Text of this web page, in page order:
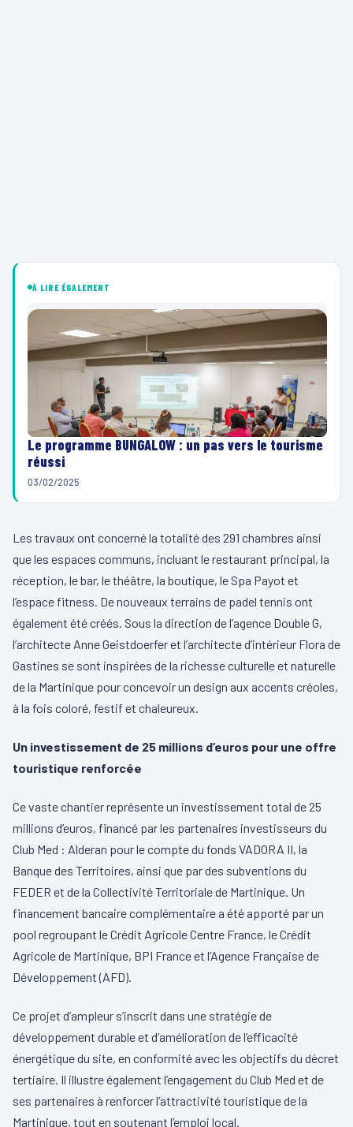
À LIRE ÉGALEMENT
Le programme BUNGALOW : un pas vers le tourisme
réussi
03/02/2025
Les travaux ont concerné la totalité des 291 chambres ainsi
que les espaces communs, incluant le restaurant principal, la
réception, le bar, le théâtre, la boutique, le Spa Payot et
l’espace fitness. De nouveaux terrains de padel tennis ont
également été créés. Sous la direction de l’agence Double G,
l’architecte Anne Geistdoerfer et l’architecte d’intérieur Flora de
Gastines se sont inspirées de la richesse culturelle et naturelle
de la Martinique pour concevoir un design aux accents créoles,
à la fois coloré, festif et chaleureux.
Un investissement de 25 millions d’euros pour une offre
touristique renforcée
Ce vaste chantier représente un investissement total de 25
millions d’euros, financé par les partenaires investisseurs du
Club Med : Alderan pour le compte du fonds VADORA II, la
Banque des Territoires, ainsi que par des subventions du
FEDER et de la Collectivité Territoriale de Martinique. Un
financement bancaire complémentaire a été apporté par un
pool regroupant le Crédit Agricole Centre France, le Crédit
Agricole de Martinique, BPI France et l’Agence Française de
Développement (AFD).
Ce projet d’ampleur s’inscrit dans une stratégie de
développement durable et d’amélioration de l’efficacité
énergétique du site, en conformité avec les objectifs du décret
tertiaire. Il illustre également l’engagement du Club Med et de
ses partenaires à renforcer l’attractivité touristique de la
Martinique, tout en soutenant l’emploi local.